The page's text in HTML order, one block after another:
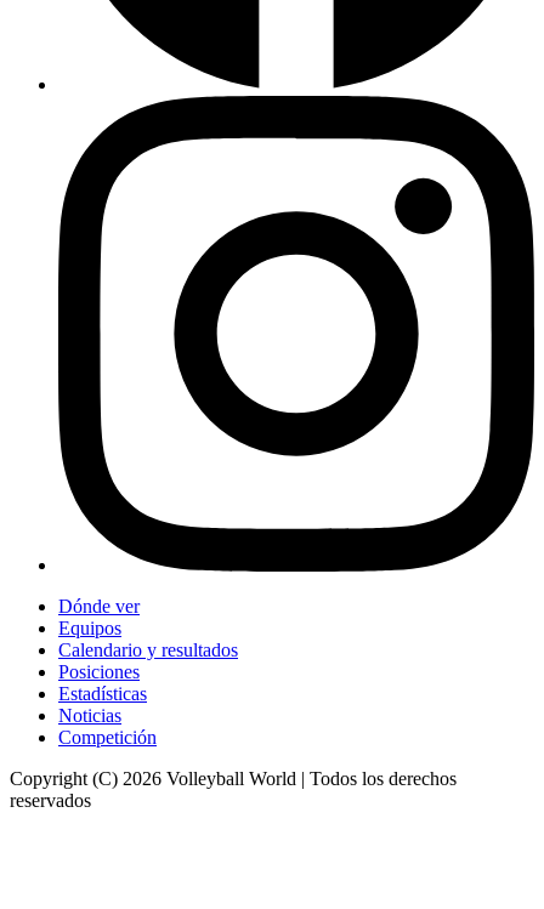
Dónde ver
Equipos
Calendario y resultados
Posiciones
Estadísticas
Noticias
Competición
Copyright (C) 2026 Volleyball World | Todos los derechos
reservados